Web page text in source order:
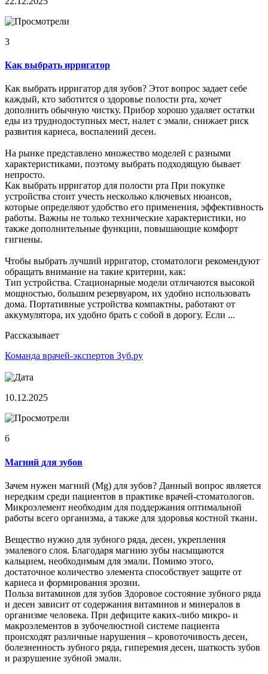
3
Как выбрать ирригатор
Как выбрать ирригатор для зубов? Этот вопрос задает себе
каждый, кто заботится о здоровье полости рта, хочет
дополнить обычную чистку. Прибор хорошо удаляет остатки
еды из труднодоступных мест, налет с эмали, снижает риск
развития кариеса, воспалений десен.
На рынке представлено множество моделей с разными
характеристиками, поэтому выбрать подходящую бывает
непросто.
Как выбрать ирригатор для полости рта При покупке
устройства стоит учесть несколько ключевых нюансов,
которые определяют удобство его применения, эффективность
работы. Важны не только технические характеристики, но
также дополнительные функции, повышающие комфорт
гигиены.
Чтобы выбрать лучший ирригатор, стоматологи рекомендуют
обращать внимание на такие критерии, как:
Тип устройства. Стационарные модели отличаются высокой
мощностью, большим резервуаром, их удобно использовать
дома. Портативные устройства компактны, работают от
аккумулятора, их удобно брать с собой в дорогу. Если ...
Рассказывает
Команда врачей-экспертов Зуб.ру
10.12.2025
6
Магний для зубов
Зачем нужен магний (Mg) для зубов? Данный вопрос является
нередким среди пациентов в практике врачей-стоматологов.
Микроэлемент необходим для поддержания оптимальной
работы всего организма, а также для здоровья костной ткани.
Вещество нужно для зубного ряда, десен, укрепления
эмалевого слоя. Благодаря магнию зубы насыщаются
кальцием, необходимым для эмали. Помимо этого,
достаточное количество элемента способствует защите от
кариеса и формирования эрозии.
Польза витаминов для зубов Здоровое состояние зубного ряда
и десен зависит от содержания витаминов и минералов в
организме человека. При дефиците каких-либо микро- и
макроэлементов в зубочелюстной системе пациента
происходят различные нарушения – кровоточивость десен,
болезненность зубного ряда, гиперемия десен, шаткость зубов
и разрушение зубной эмали.